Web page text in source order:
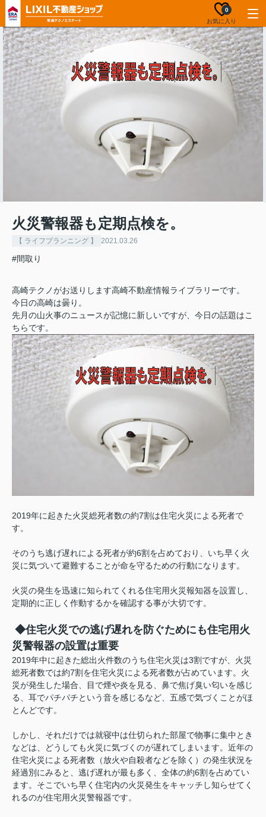
お気に入り
0
火災警報器も定期点検を。
【 ライフプランニング 】 2021.03.26
#間取り
高崎テクノがお送りします高崎不動産情報ライブラリーです。
今日の高崎は曇り。
先月の山火事のニュースが記憶に新しいですが、今日の話題はこ
ちらです。
2019年に起きた火災総死者数の約7割は住宅火災による死者で
す。
そのうち逃げ遅れによる死者が約6割を占めており、いち早く火
災に気づいて避難することが命を守るための行動になります。
火災の発生を迅速に知られてくれる住宅用火災報知器を設置し、
定期的に正しく作動するかを確認する事が大切です。
◆住宅火災での逃げ遅れを防ぐためにも住宅用火
災警報器の設置は重要
2019年中に起きた総出火件数のうち住宅火災は3割ですが、火災
総死者数では約7割を住宅火災による死者数が占めています。火
災が発生した場合、目で煙や炎を見る、鼻で焦げ臭い匂いを感じ
る、耳でパチパチという音を感じるなど、五感で気づくことがほ
とんどです。
しかし、それだけでは就寝中は仕切られた部屋で物事に集中とき
などは、どうしても火災に気づくのが遅れてしまいます。近年の
住宅火災による死者数（放火や自殺者などを除く）の発生状況を
経過別にみると、逃げ遅れが最も多く、全体の約6割を占めてい
ます。そこでいち早く住宅内の火災発生をキャッチし知らせてく
れるのが住宅用火災警報器です。